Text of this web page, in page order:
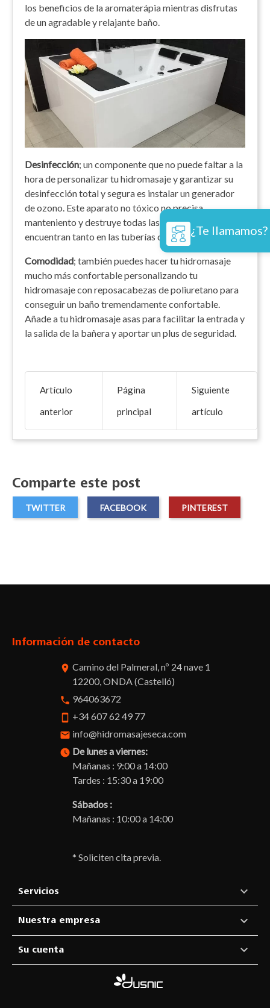
los beneficios de la aromaterápia mientras disfrutas
de un agradable y relajante baño.
Desinfección; un componente que no puede faltar a la
hora de personalizar tu hidromasaje y garantizar su
desinfección total y segura es instalar un generador
de ozono. Este aparato no tóxico no precisa
manteniento y destruye todas las bacterias que se
encuentran tanto en las tuberías como en la bañera.
Comodidad; también puedes hacer tu hidromasaje
mucho más confortable personalizando tu
hidromasaje con reposacabezas de poliuretano para
conseguir un baño tremendamente confortable.
Añade a tu hidromasaje asas para facilitar la entrada y
la salida de la bañera y aportar un plus de seguridad.
Artículo
anterior
Página
principal
Siguiente
artículo
Comparte este post
TWITTER FACEBOOK PINTEREST
Información de contacto
room Camino del Palmeral, nº 24 nave 1
12200, ONDA (Castelló)
phone 964063672
smartphone +34 607 62 49 77
email info@hidromasajeseca.com
watch_later De lunes a viernes:
Mañanas : 9:00 a 14:00
Tardes : 15:30 a 19:00
Sábados :
Mañanas : 10:00 a 14:00
* Soliciten cita previa.
Servicios 
Nuestra empresa 
Su cuenta 
¿Te llamamos?